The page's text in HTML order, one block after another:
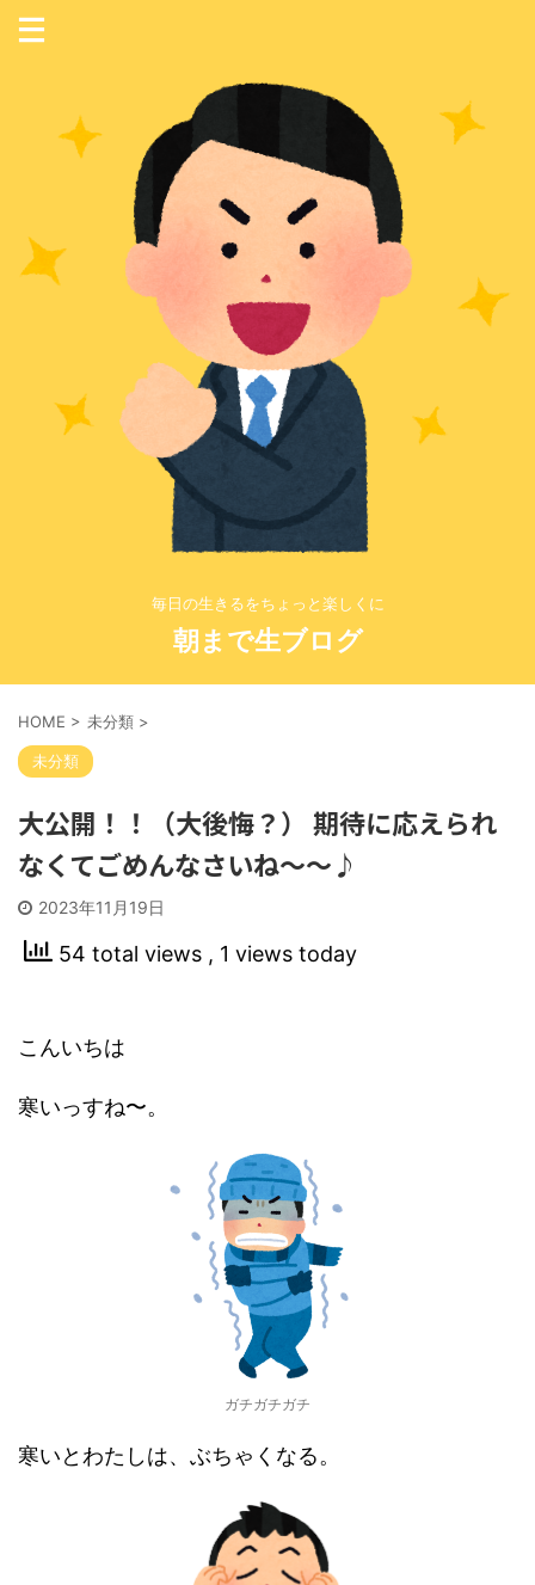
毎日の生きるをちょっと楽しくに
朝まで生ブログ
HOME > 未分類 >
未分類
大公開！！（大後悔？） 期待に応えられ
なくてごめんなさいね〜〜♪
2023年11月19日
54 total views , 1 views today
こんいちは
寒いっすね〜。
ガチガチガチ
寒いとわたしは、ぶちゃくなる。